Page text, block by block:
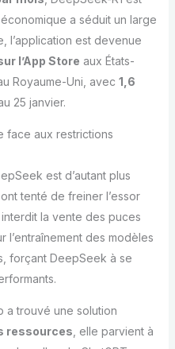
a séduit un large
l’application est devenue
l’App Store aux États-
Royaume-Uni, avec 1,6
25 janvier.
face aux restrictions
est d’autant plus
tenté de freiner l’essor
la vente des puces
l’entraînement des modèles
forçant DeepSeek à se
a trouvé une solution
ressources , elle parvient à